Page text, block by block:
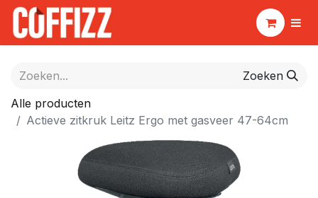
Zoeken
Alle producten
Actieve zitkruk Leitz Ergo met gasveer 47-64cm